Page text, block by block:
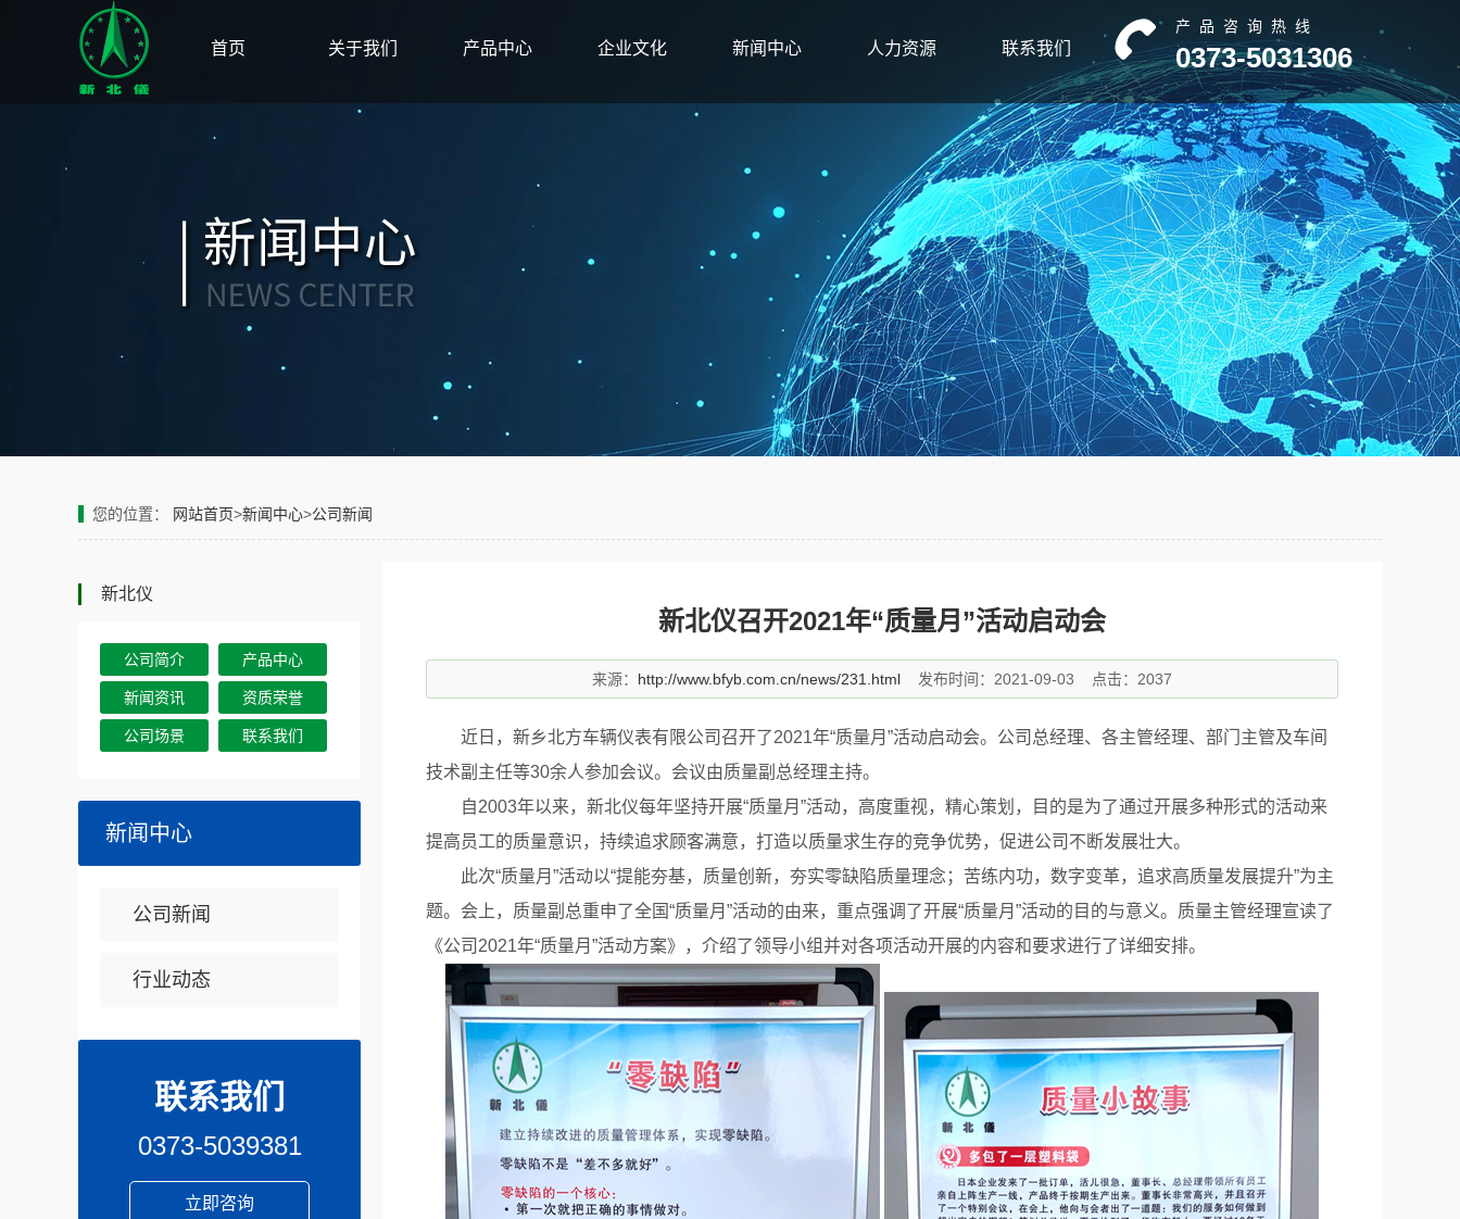
首页 关于我们 产品中心 企业文化 新闻中心 人力资源 联系我们
产品咨询热线
0373-5031306
您的位置： 网站首页>新闻中心>公司新闻
新北仪召开2021年“质量月”活动启动会
来源： http://www.bfyb.com.cn/news/231.html 发布时间：2021-09-03 点击：2037
近日，新乡北方车辆仪表有限公司召开了2021年“质量月”活动启动会。公司总经理、各主管经理、部门主管及车间
技术副主任等30余人参加会议。会议由质量副总经理主持。
自2003年以来，新北仪每年坚持开展“质量月”活动，高度重视，精心策划，目的是为了通过开展多种形式的活动来
提高员工的质量意识，持续追求顾客满意，打造以质量求生存的竞争优势，促进公司不断发展壮大。
此次“质量月”活动以“提能夯基，质量创新，夯实零缺陷质量理念；苦练内功，数字变革，追求高质量发展提升”为主
题。会上，质量副总重申了全国“质量月”活动的由来，重点强调了开展“质量月”活动的目的与意义。质量主管经理宣读了
《公司2021年“质量月”活动方案》，介绍了领导小组并对各项活动开展的内容和要求进行了详细安排。
新北仪
公司简介 产品中心
新闻资讯 资质荣誉
公司场景 联系我们
新闻中心
公司新闻
行业动态
联系我们
0373-5039381
立即咨询